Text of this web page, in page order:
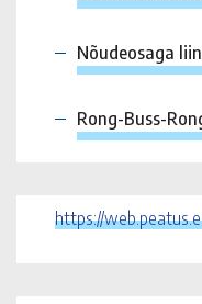
Nõudeosaga
Rong-Buss-
https://